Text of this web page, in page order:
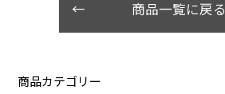
商品一覧に戻る
商品カテゴリー